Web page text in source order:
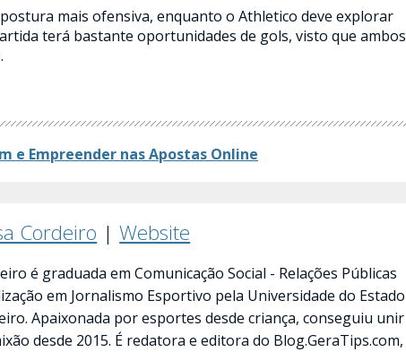
mais ofensiva, enquanto o Athletico deve explorar
terá bastante oportunidades de gols, visto que ambos
e Empreender nas Apostas​ Online
Cordeiro |Website
é graduada em Comunicação Social - Relações Públicas
em Jornalismo Esportivo pela Universidade do Estado
Apaixonada por esportes desde criança, conseguiu unir
desde 2015. É redatora e editora do Blog.GeraTips.com,